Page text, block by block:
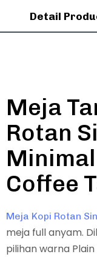
Detail
Meja
Rotan
Coffee
Meja Kopi Rotan
meja full anyam.
pilihan warna